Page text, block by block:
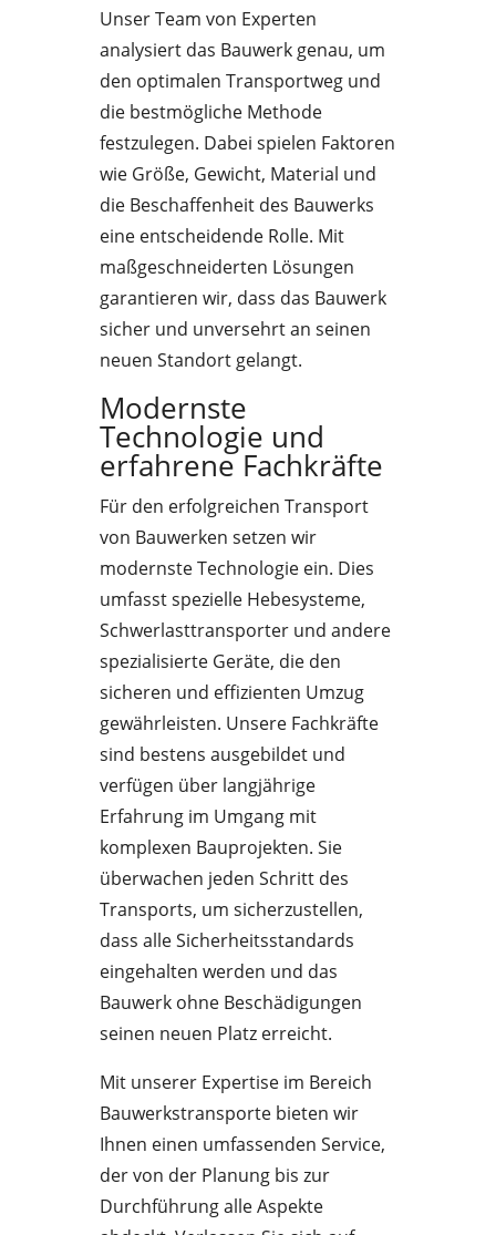
Unser Team von Experten
analysiert das Bauwerk genau, um
den optimalen Transportweg und
die bestmögliche Methode
festzulegen. Dabei spielen Faktoren
wie Größe, Gewicht, Material und
die Beschaffenheit des Bauwerks
eine entscheidende Rolle. Mit
maßgeschneiderten Lösungen
garantieren wir, dass das Bauwerk
sicher und unversehrt an seinen
neuen Standort gelangt.
Modernste
Technologie und
erfahrene Fachkräfte
Für den erfolgreichen Transport
von Bauwerken setzen wir
modernste Technologie ein. Dies
umfasst spezielle Hebesysteme,
Schwerlasttransporter und andere
spezialisierte Geräte, die den
sicheren und effizienten Umzug
gewährleisten. Unsere Fachkräfte
sind bestens ausgebildet und
verfügen über langjährige
Erfahrung im Umgang mit
komplexen Bauprojekten. Sie
überwachen jeden Schritt des
Transports, um sicherzustellen,
dass alle Sicherheitsstandards
eingehalten werden und das
Bauwerk ohne Beschädigungen
seinen neuen Platz erreicht.
Mit unserer Expertise im Bereich
Bauwerkstransporte bieten wir
Ihnen einen umfassenden Service,
der von der Planung bis zur
Durchführung alle Aspekte